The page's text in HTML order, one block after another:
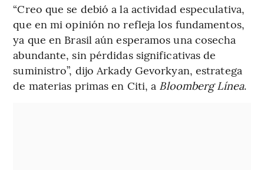
“Creo que se debió a la actividad especulativa,
que en mi opinión no refleja los fundamentos,
ya que en Brasil aún esperamos una cosecha
abundante, sin pérdidas significativas de
suministro”, dijo Arkady Gevorkyan, estratega
de materias primas en Citi, a Bloomberg Línea.